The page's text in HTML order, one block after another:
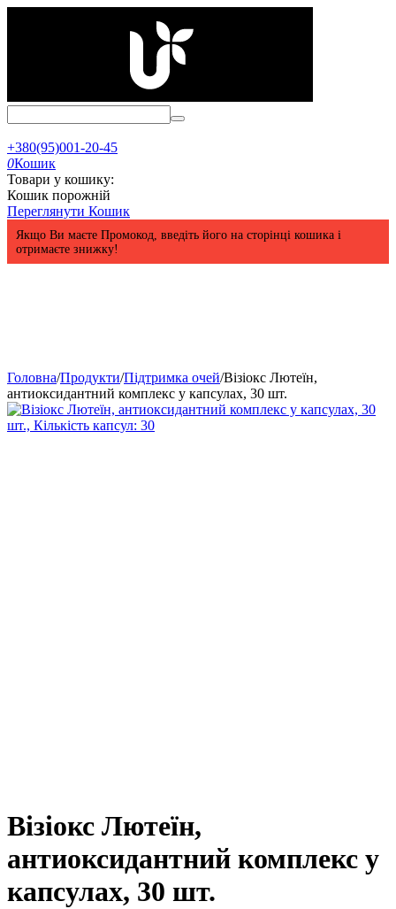
+380(95)001-20-45
0Кошик
Товари у кошику:
Кошик порожній
Переглянути Кошик
Якщо Ви маєте Промокод, введіть його на сторінці кошика і
отримаєте знижку!
Головна/Продукти/Підтримка очей/Візіокс Лютеїн,
антиоксидантний комплекс у капсулах, 30 шт.
Візіокс Лютеїн,
антиоксидантний комплекс у
капсулах, 30 шт.